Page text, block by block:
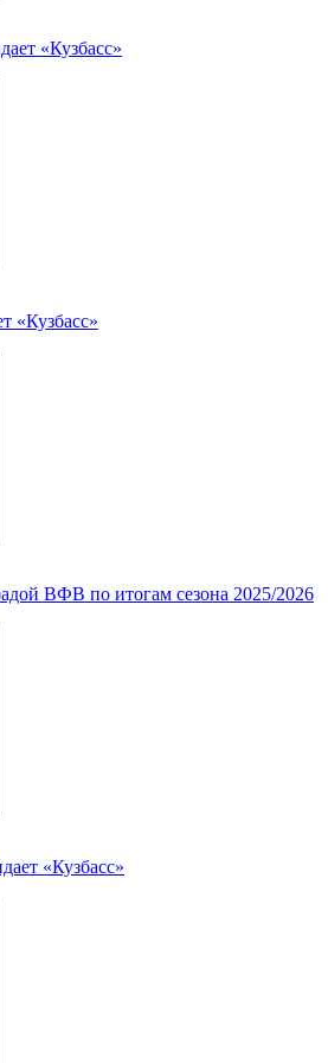
«Кузбасс»
«Кузбасс»
ВФВ по итогам сезона 2025/2026
«Кузбасс»